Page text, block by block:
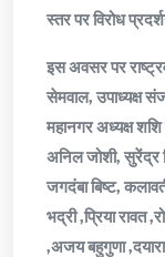
स्तर पर विरोध
इस अवसर पर
सेमवाल, उपाध्यक्ष
महानगर अध्यक्ष
अनिल जोशी, सुरेंद्र
जगदंबा बिष्ट,
भद्री ,प्रिया रावत
,अजय बहुगुणा